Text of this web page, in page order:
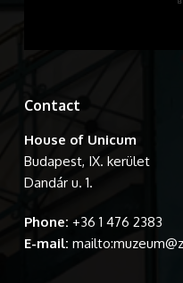
Contact
House of Unicum
Budapest, IX. kerület
Dandár u. 1.
Phone: +36 1 476 2383
E-mail: